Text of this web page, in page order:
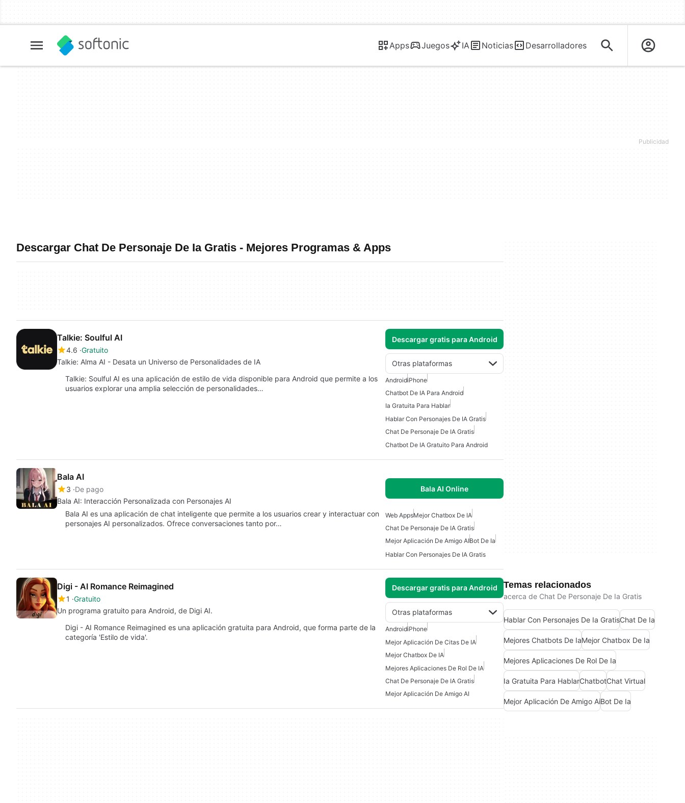
Apps Juegos IA Noticias Desarrolladores
Descargar Chat De Personaje De Ia Gratis - Mejores Programas & Apps
Talkie: Soulful AI
4.6 Gratuito
Talkie: Alma AI - Desata un Universo de Personalidades de IA
Descargar gratis para Android
Otras plataformas
Talkie: Soulful AI es una aplicación de estilo de vida disponible para Android que permite a los
usuarios explorar una amplia selección de personalidades…
AndroidiPhone
Chatbot De IA Para Android
Ia Gratuita Para Hablar
Hablar Con Personajes De IA Gratis
Chat De Personaje De IA Gratis
Chatbot De IA Gratuito Para Android
Bala AI
3 De pago
Bala AI: Interacción Personalizada con Personajes AI
Bala AI Online
Bala AI es una aplicación de chat inteligente que permite a los usuarios crear y interactuar con
personajes AI personalizados. Ofrece conversaciones tanto por…
Web AppsMejor Chatbox De IA
Chat De Personaje De IA Gratis
Mejor Aplicación De Amigo AIBot De Ia
Hablar Con Personajes De IA Gratis
Digi - AI Romance Reimagined
1 Gratuito
Un programa gratuito para Android, de Digi AI.
Descargar gratis para Android
Otras plataformas
Digi - AI Romance Reimagined es una aplicación gratuita para Android, que forma parte de la
categoría 'Estilo de vida'.
AndroidiPhone
Mejor Aplicación De Citas De IA
Mejor Chatbox De IA
Mejores Aplicaciones De Rol De IA
Chat De Personaje De IA Gratis
Mejor Aplicación De Amigo AI
Temas relacionados
acerca de Chat De Personaje De Ia Gratis
Hablar Con Personajes De Ia GratisChat De Ia
Mejores Chatbots De IaMejor Chatbox De Ia
Mejores Aplicaciones De Rol De Ia
Ia Gratuita Para HablarChatbotChat Virtual
Mejor Aplicación De Amigo AiBot De Ia